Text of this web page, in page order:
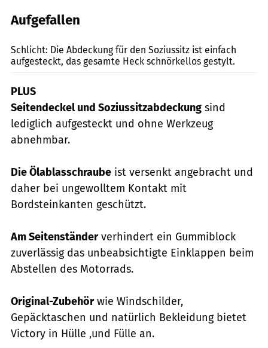
Aufgefallen
Schlicht: Die Abdeckung für den Soziussitz ist einfach
aufgesteckt, das gesamte Heck schnörkellos gestylt.
PLUS
Seitendeckel und Soziussitzabdeckung sind
lediglich aufgesteckt und ohne Werkzeug
abnehmbar.
Die Ölablasschraube ist versenkt angebracht und
daher bei ungewolltem Kontakt mit
Bordsteinkanten geschützt.
Am Seitenständerverhindert ein Gummiblock
zuverlässig das unbeabsichtigte Einklappen beim
Abstellen des Motorrads.
Original-Zubehörwie Windschilder,
Gepäcktaschen und natürlich Bekleidung bietet
Victory in Hülle ‚und Fülle an.